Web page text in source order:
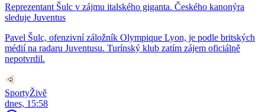
Reprezentant Šulc v zájmu italského giganta. Českého kanonýra
sleduje Juventus
Pavel Šulc, ofenzivní záložník Olympique Lyon, je podle britských
médií na radaru Juventusu. Turínský klub zatím zájem oficiálně
nepotvrdil.
SportyŽivě
dnes, 15:58